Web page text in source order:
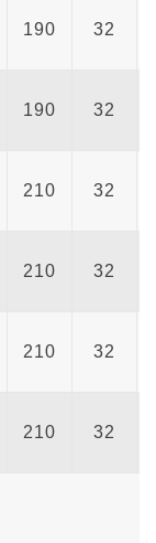
190 32
190 32
210 32
210 32
210 32
210 32